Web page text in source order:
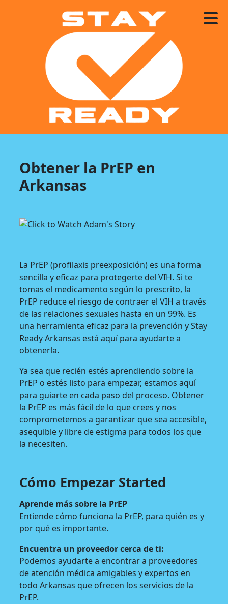
Obtener la PrEP en
Arkansas
La PrEP (profilaxis preexposición) es una forma
sencilla y eficaz para protegerte del VIH. Si te
tomas el medicamento según lo prescrito, la
PrEP reduce el riesgo de contraer el VIH a través
de las relaciones sexuales hasta en un 99%. Es
una herramienta eficaz para la prevención y Stay
Ready Arkansas está aquí para ayudarte a
obtenerla.
Ya sea que recién estés aprendiendo sobre la
PrEP o estés listo para empezar, estamos aquí
para guiarte en cada paso del proceso. Obtener
la PrEP es más fácil de lo que crees y nos
comprometemos a garantizar que sea accesible,
asequible y libre de estigma para todos los que
la necesiten.
Cómo Empezar Started
Aprende más sobre la PrEP
Entiende cómo funciona la PrEP, para quién es y
por qué es importante.
Encuentra un proveedor cerca de ti:
Podemos ayudarte a encontrar a proveedores
de atención médica amigables y expertos en
todo Arkansas que ofrecen los servicios de la
PrEP.